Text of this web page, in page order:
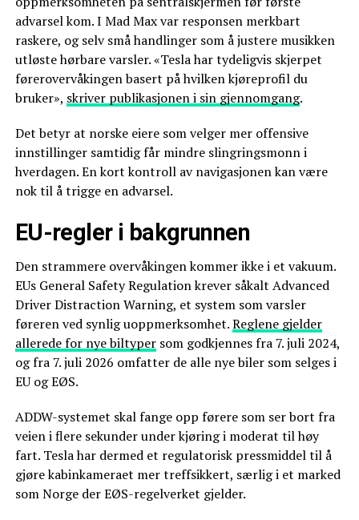
advarsel kom. I Mad Max var responsen merkbart
raskere, og selv små handlinger som å justere musikken
utløste hørbare varsler. «Tesla har tydeligvis skjerpet
førerovervåkingen basert på hvilken kjøreprofil du
bruker», skriver publikasjonen i sin gjennomgang.
Det betyr at norske eiere som velger mer offensive
innstillinger samtidig får mindre slingringsmonn i
hverdagen. En kort kontroll av navigasjonen kan være
nok til å trigge en advarsel.
EU-regler i bakgrunnen
Den strammere overvåkingen kommer ikke i et vakuum.
EUs General Safety Regulation krever såkalt Advanced
Driver Distraction Warning, et system som varsler
føreren ved synlig uoppmerksomhet.Reglene gjelder
allerede for nye biltypersom godkjennes fra 7. juli 2024,
og fra 7. juli 2026 omfatter de alle nye biler som selges i
EU og EØS.
ADDW-systemet skal fange opp førere som ser bort fra
veien i flere sekunder under kjøring i moderat til høy
fart. Tesla har dermed et regulatorisk pressmiddel til å
gjøre kabinkameraet mer treffsikkert, særlig i et marked
som Norge der EØS-regelverket gjelder.